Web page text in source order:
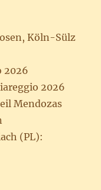
Köln-Sülz
2026
2026
Mendozas
(PL):